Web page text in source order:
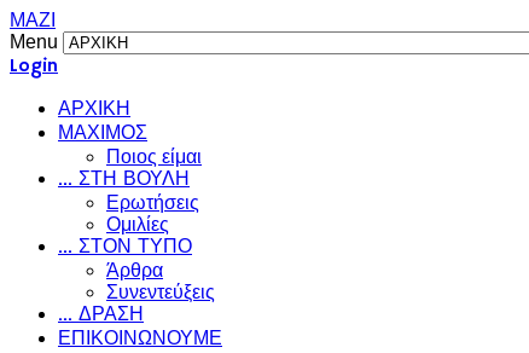
ΜΑΖΙ
Menu
Login
ΑΡΧΙΚΗ
ΜΑΧΙΜΟΣ
Ποιος είμαι
... ΣΤΗ ΒΟΥΛΗ
Ερωτήσεις
Ομιλίες
... ΣΤΟΝ ΤΥΠΟ
Άρθρα
Συνεντεύξεις
... ΔΡΑΣΗ
ΕΠΙΚΟΙΝΩΝΟΥΜΕ